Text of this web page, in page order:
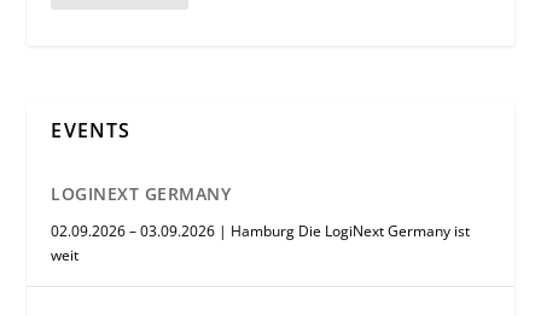
EVENTS
LOGINEXT GERMANY
02.09.2026 – 03.09.2026 | Hamburg Die LogiNext Germany ist
weit